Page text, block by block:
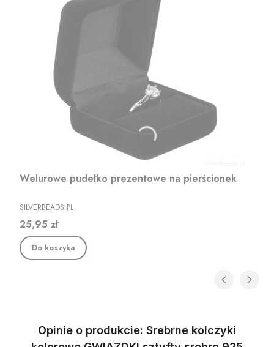
Welurowe pudełko prezentowe na pierścionek
PRODUCENT
SILVERBEADS.PL
Cena
25,95 zł
Do koszyka
Opinie o produkcie: Srebrne kolczyki